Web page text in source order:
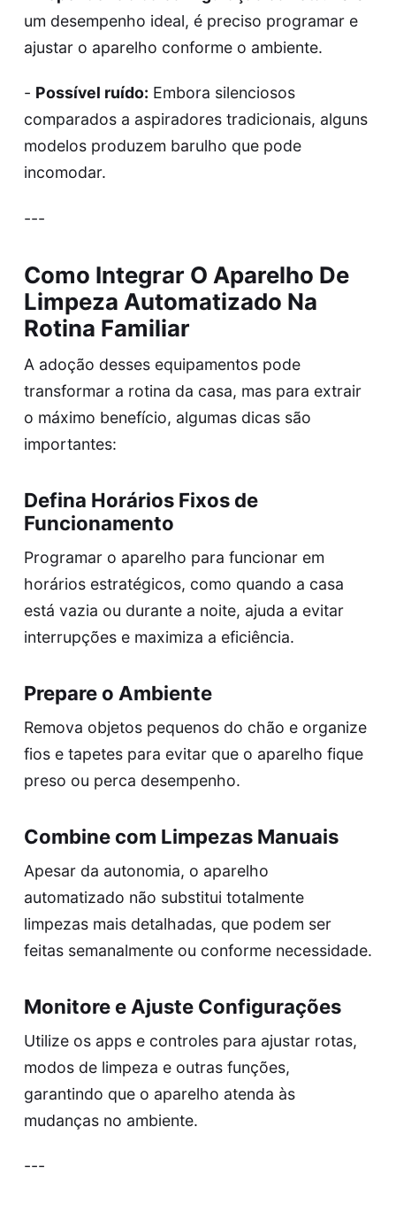
um desempenho ideal, é preciso programar e
ajustar o aparelho conforme o ambiente.
- Possível ruído: Embora silenciosos
comparados a aspiradores tradicionais, alguns
modelos produzem barulho que pode
incomodar.
---
Como Integrar O Aparelho De
Limpeza Automatizado Na
Rotina Familiar
A adoção desses equipamentos pode
transformar a rotina da casa, mas para extrair
o máximo benefício, algumas dicas são
importantes:
Defina Horários Fixos de
Funcionamento
Programar o aparelho para funcionar em
horários estratégicos, como quando a casa
está vazia ou durante a noite, ajuda a evitar
interrupções e maximiza a eficiência.
Prepare o Ambiente
Remova objetos pequenos do chão e organize
fios e tapetes para evitar que o aparelho fique
preso ou perca desempenho.
Combine com Limpezas Manuais
Apesar da autonomia, o aparelho
automatizado não substitui totalmente
limpezas mais detalhadas, que podem ser
feitas semanalmente ou conforme necessidade.
Monitore e Ajuste Configurações
Utilize os apps e controles para ajustar rotas,
modos de limpeza e outras funções,
garantindo que o aparelho atenda às
mudanças no ambiente.
---